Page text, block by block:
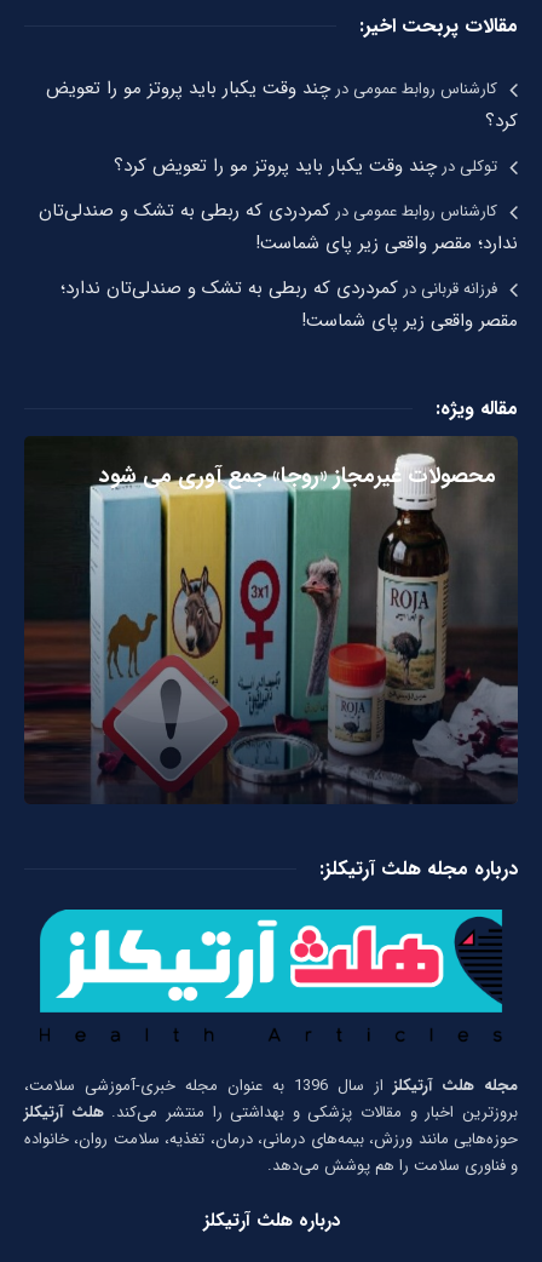
مقالات پربحت اخیر:
کارشناس روابط عمومیدرچند وقت یکبار باید پروتز مو را تعویض
کرد؟
توکلیدرچند وقت یکبار باید پروتز مو را تعویض کرد؟
کارشناس روابط عمومیدر کمردردی که ربطی به تشک و صندلی‌تان
ندارد؛ مقصر واقعی زیر پای شماست!
فرزانه قربانیدر کمردردی که ربطی به تشک و صندلی‌تان ندارد؛
مقصر واقعی زیر پای شماست!
مقاله ویژه:
محصولات غیرمجاز «روجا» جمع آوری می شود
درباره مجله هلث آرتیکلز:
مجله هلث آرتیکلز
از سال 1396 به عنوان مجله خبری-آموزشی سلامت،
بروزترین اخبار و مقالات پزشکی و بهداشتی را منتشر می‌کند.هلث آرتیکلز
حوزه‌هایی مانند ورزش، بیمه‌های درمانی، درمان، تغذیه، سلامت روان، خانواده
و فناوری سلامت را هم پوشش می‌دهد.
درباره هلث آرتیکلز